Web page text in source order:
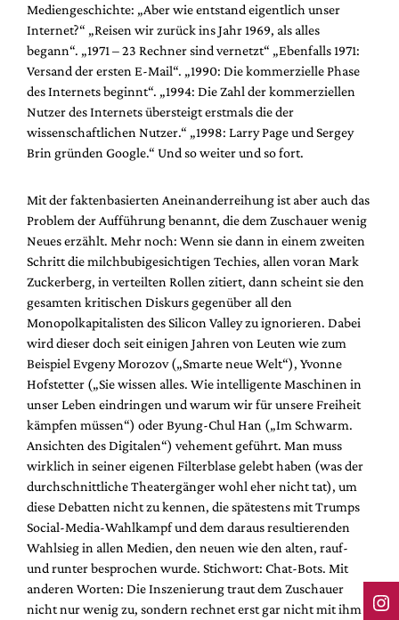
Mediengeschichte: „Aber wie entstand eigentlich unser
Internet?“ „Reisen wir zurück ins Jahr 1969, als alles
begann“. „1971 – 23 Rechner sind vernetzt“ „Ebenfalls 1971:
Versand der ersten E-Mail“. „1990: Die kommerzielle Phase
des Internets beginnt“. „1994: Die Zahl der kommerziellen
Nutzer des Internets übersteigt erstmals die der
wissenschaftlichen Nutzer.“ „1998: Larry Page und Sergey
Brin gründen Google.“ Und so weiter und so fort.
Mit der faktenbasierten Aneinanderreihung ist aber auch das
Problem der Aufführung benannt, die dem Zuschauer wenig
Neues erzählt. Mehr noch: Wenn sie dann in einem zweiten
Schritt die milchbubigesichtigen Techies, allen voran Mark
Zuckerberg, in verteilten Rollen zitiert, dann scheint sie den
gesamten kritischen Diskurs gegenüber all den
Monopolkapitalisten des Silicon Valley zu ignorieren. Dabei
wird dieser doch seit einigen Jahren von Leuten wie zum
Beispiel Evgeny Morozov („Smarte neue Welt“), Yvonne
Hofstetter („Sie wissen alles. Wie intelligente Maschinen in
unser Leben eindringen und warum wir für unsere Freiheit
kämpfen müssen“) oder Byung-Chul Han („Im Schwarm.
Ansichten des Digitalen“) vehement geführt. Man muss
wirklich in seiner eigenen Filterblase gelebt haben (was der
durchschnittliche Theatergänger wohl eher nicht tat), um
diese Debatten nicht zu kennen, die spätestens mit Trumps
Social-Media-Wahlkampf und dem daraus resultierenden
Wahlsieg in allen Medien, den neuen wie den alten, rauf-
und runter besprochen wurde. Stichwort: Chat-Bots. Mit
anderen Worten: Die Inszenierung traut dem Zuschauer
nicht nur wenig zu, sondern rechnet erst gar nicht mit ihm